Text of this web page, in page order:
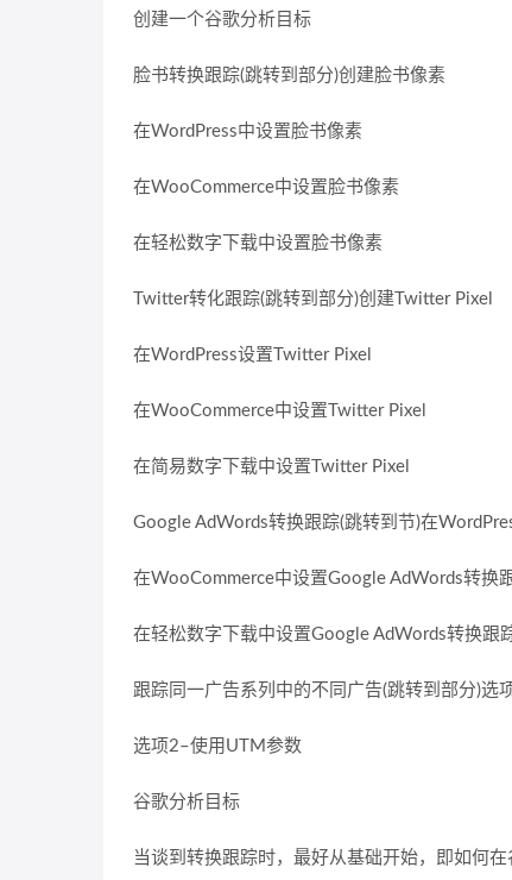
创建一个谷歌分析目标
脸书转换跟踪(跳转到部分)创建脸书像素
在WordPress中设置脸书像素
在WooCommerce中设置脸书像素
在轻松数字下载中设置脸书像素
Twitter转化跟踪(跳转到部分)创建Twitter Pixel
在WordPress设置Twitter Pixel
在WooCommerce中设置Twitter Pixel
在简易数字下载中设置Twitter Pixel
Google AdWords转换跟踪(跳转到节)在
在WooCommerce中设置Google AdWords转换
在轻松数字下载中设置Google AdWords转换跟
跟踪同一广告系列中的不同广告(跳转到部分)选
选项2–使用UTM参数
谷歌分析目标
当谈到转换跟踪时，最好从基础开始，即如何